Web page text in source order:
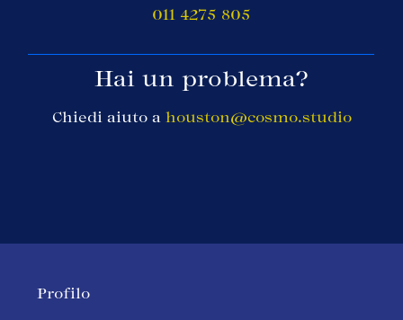
011 4275 805
Hai un problema?
Chiedi aiuto a houston@cosmo.studio
Profilo